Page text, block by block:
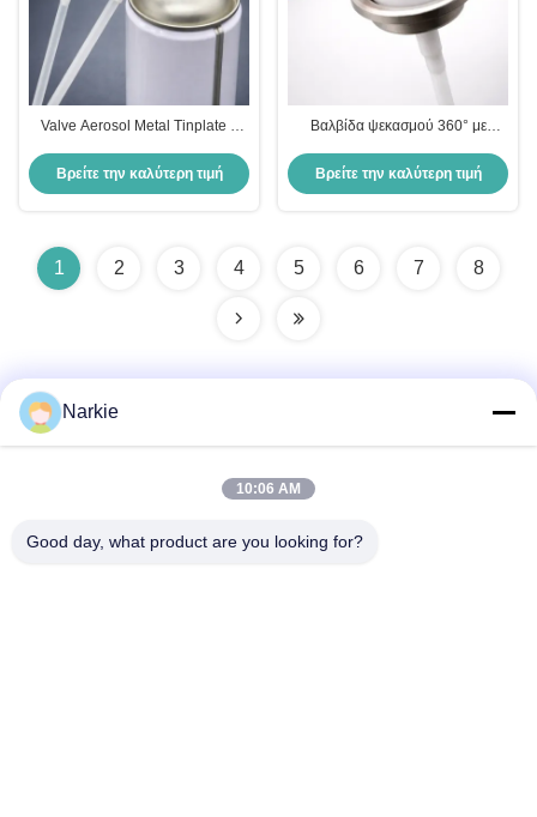
Valve Aerosol Metal Tinplate 1
Theo Mọi Hướng
Βρείτε την καλύτερη τιμή
Βαλβίδα ψεκασμού 360° με
τσιμέντα για διανομή
αερολύματος πολλαπλών θέσεων
Βρείτε την καλύτερη τιμή
1 2 3 4 5 6 7 8
Οδός Yingbin αριθ. 100, ζώνη οικονομικής και τεχνολογικής
Narkie
10:06 AM
Good day, what product are you looking for?